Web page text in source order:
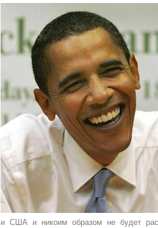
и США и никоим образом не будет